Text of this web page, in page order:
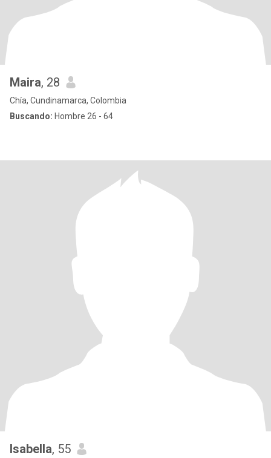
Maira, 28
Chía, Cundinamarca, Colombia
Buscando: Hombre 26 - 64
Isabella, 55